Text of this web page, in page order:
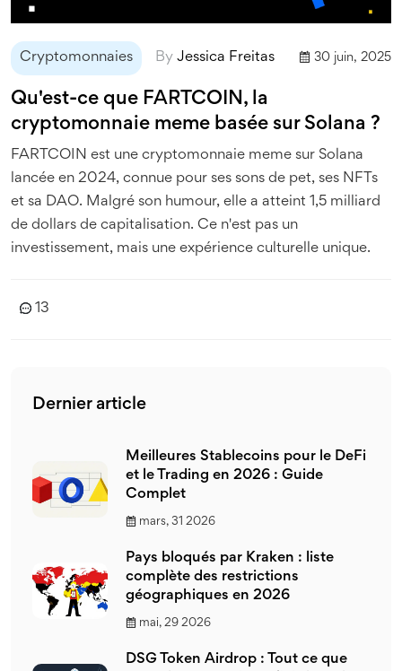
Cryptomonnaies By Jessica Freitas 30 juin, 2025
Qu'est-ce que FARTCOIN, la
cryptomonnaie meme basée sur Solana ?
FARTCOIN est une cryptomonnaie meme sur Solana
lancée en 2024, connue pour ses sons de pet, ses NFTs
et sa DAO. Malgré son humour, elle a atteint 1,5 milliard
de dollars de capitalisation. Ce n'est pas un
investissement, mais une expérience culturelle unique.
13
Dernier article
Meilleures Stablecoins pour le DeFi
et le Trading en 2026 : Guide
Complet
mars, 31 2026
Pays bloqués par Kraken : liste
complète des restrictions
géographiques en 2026
mai, 29 2026
DSG Token Airdrop : Tout ce que